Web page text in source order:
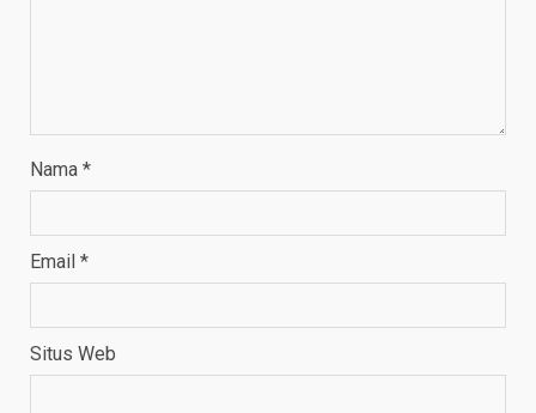
Nama *
Email *
Situs Web